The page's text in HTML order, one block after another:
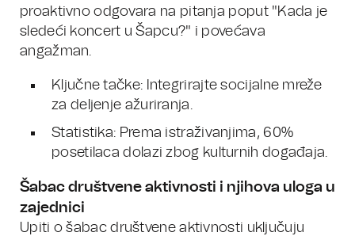
proaktivno odgovara na pitanja poput "Kada je
sledeći koncert u Šapcu?" i povećava
angažman.
Ključne tačke: Integrirajte socijalne mreže
za deljenje ažuriranja.
Statistika: Prema istraživanjima, 60%
posetilaca dolazi zbog kulturnih događaja.
Šabac društvene aktivnosti i njihova uloga u
zajednici
Upiti o šabac društvene aktivnosti uključuju